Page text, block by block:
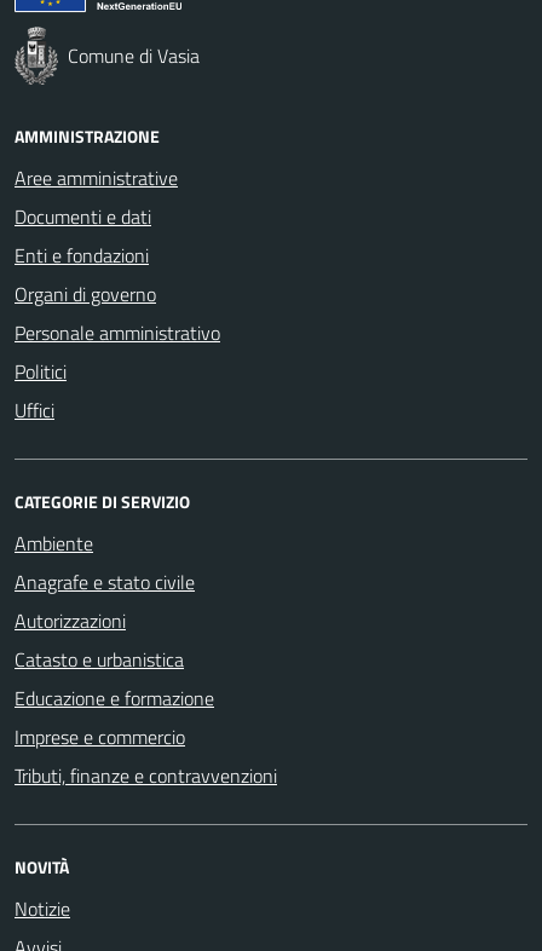
Comune di Vasia
AMMINISTRAZIONE
Aree amministrative
Documenti e dati
Enti e fondazioni
Organi di governo
Personale amministrativo
Politici
Uffici
CATEGORIE DI SERVIZIO
Ambiente
Anagrafe e stato civile
Autorizzazioni
Catasto e urbanistica
Educazione e formazione
Imprese e commercio
Tributi, finanze e contravvenzioni
NOVITÀ
Notizie